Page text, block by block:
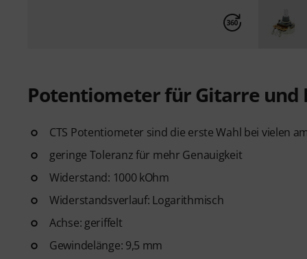
Potentiometer für Gitarre und
CTS Potentiometer sind die erste Wahl bei vielen
geringe Toleranz für mehr Genauigkeit
Widerstand: 1000 kOhm
Widerstandsverlauf: Logarithmisch
Achse: geriffelt
Gewindelänge: 9,5 mm